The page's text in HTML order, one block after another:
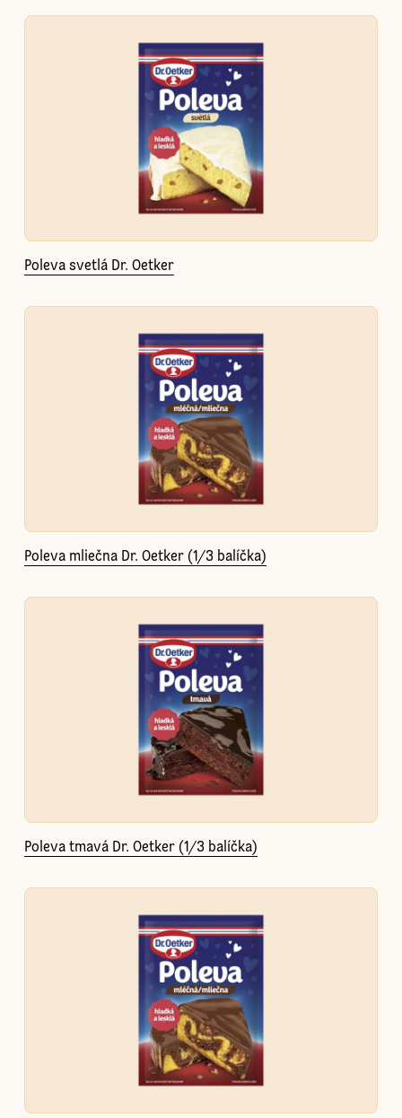
Poleva svetlá Dr. Oetker
Poleva mliečna Dr. Oetker (1/3 balíčka)
Poleva tmavá Dr. Oetker (1/3 balíčka)